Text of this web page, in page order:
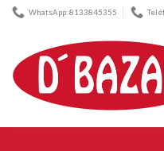
Skip
content
WhatsApp: 8133845355